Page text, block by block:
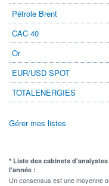
Pétrole Brent
CAC 40
Or
EUR/USD SPOT
TOTALENERGIES
Gérer mes listes
* Liste des cabinets
l'année :
Un consensus est une moyenne